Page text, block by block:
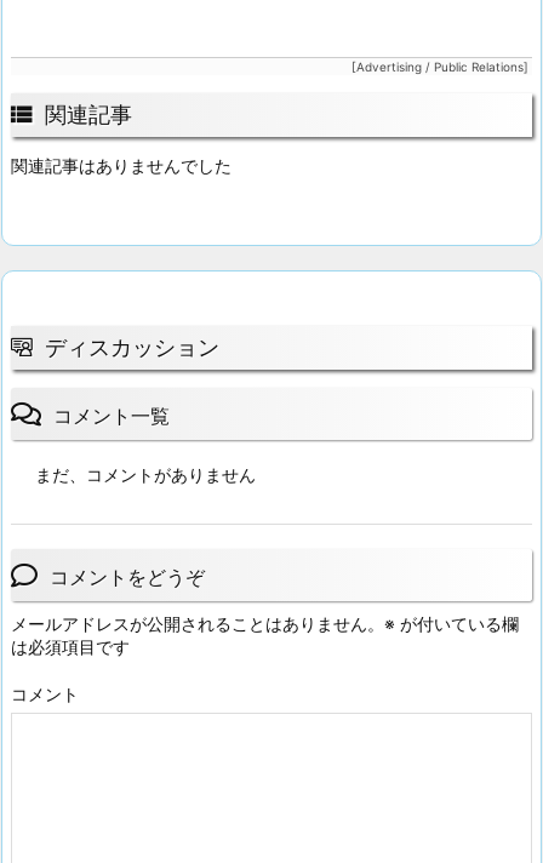
[Advertising / Public Relations]
 関連記事
関連記事はありませんでした
ディスカッション
コメント一覧
まだ、コメントがありません
コメントをどうぞ
メールアドレスが公開されることはありません。 ※ が付いている欄
は必須項目です
コメント